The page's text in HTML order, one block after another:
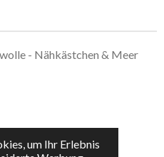
um Ihr Erlebnis
- Nähkästchen & Meer